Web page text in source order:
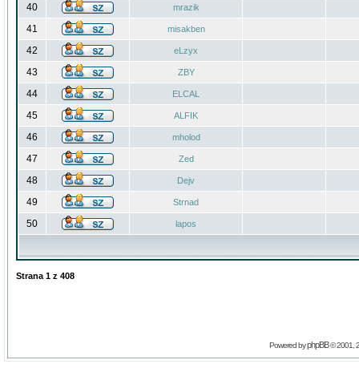
40 mrazik
41 misakben
42 eLzyx
43 ZBY
44 ELCAL
45 ALFIK
46 mholod
47 Zed
48 Dejv
49 Strnad
50 lapos
Strana 1 z 408
Powered byphpBB© 2001,